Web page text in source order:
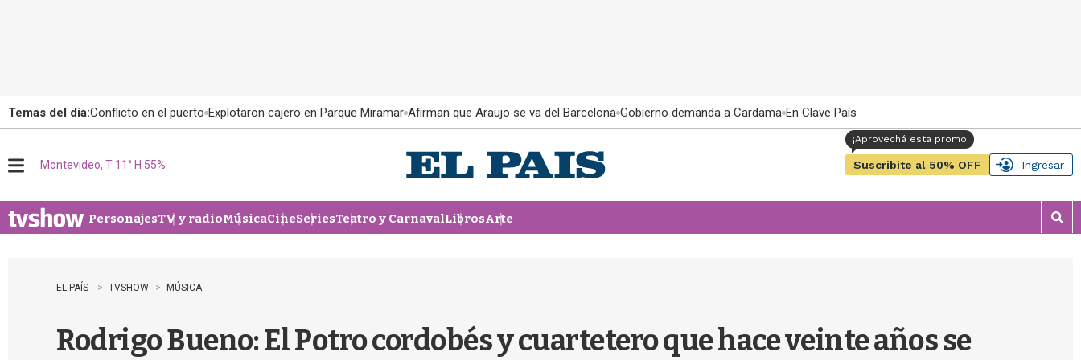
Temas del día:Conflicto en el puerto Explotaron cajero en Parque Miramar Afirman que Araujo se va del Barcelona Gobierno demanda a Cardama En Clave País
u
Montevideo, T 11° H 55% Suscribite al 50% OFF Ingresar
PersonajesTV y radioMúsicaCineSeriesTeatro y CarnavalLibrosArte
M
o
EL PAÍS TVSHOW MÚSICA
Rodrigo Bueno: El Potro cordobés y cuartetero que hace veinte años se